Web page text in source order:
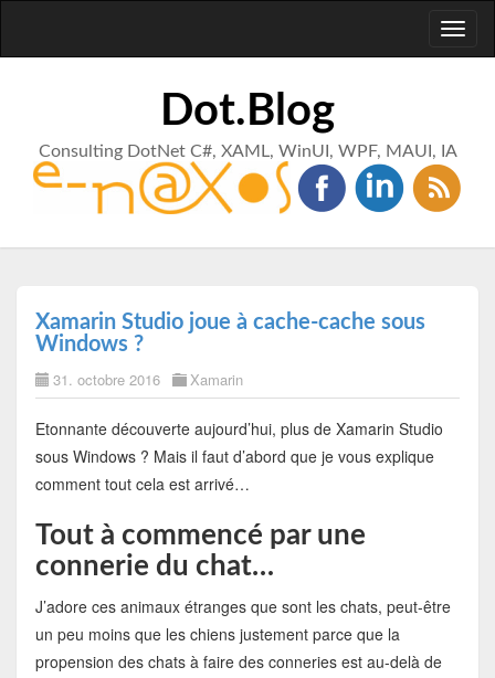
Dot.Blog
Consulting DotNet C#, XAML, WinUI, WPF, MAUI, IA
Xamarin Studio joue à cache-cache sous
Windows ?
31. octobre 2016 Xamarin
Etonnante découverte aujourd’hui, plus de Xamarin Studio
sous Windows ? Mais il faut d’abord que je vous explique
comment tout cela est arrivé…
Tout à commencé par une
connerie du chat…
J’adore ces animaux étranges que sont les chats, peut-être
un peu moins que les chiens justement parce que la
propension des chats à faire des conneries est au-delà de